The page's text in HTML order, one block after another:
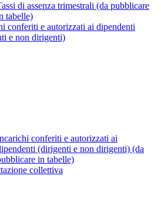
di assenza trimestrali (da pubblicare
tabelle)
conferiti e autorizzati ai dipendenti
e non dirigenti)
conferiti e autorizzati ai
(dirigenti e non dirigenti) (da
in tabelle)
collettiva